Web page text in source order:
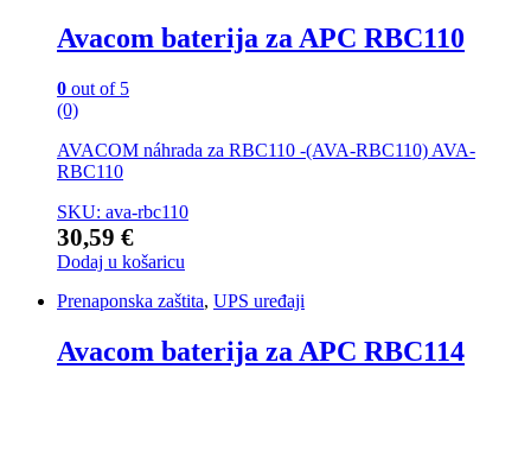
Avacom baterija za APC RBC110
0 out of 5
(0)
AVACOM náhrada za RBC110 -(AVA-RBC110) AVA-
RBC110
SKU: ava-rbc110
30,59 €
Dodaj u košaricu
Prenaponska zaštita, UPS uređaji
Avacom baterija za APC RBC114